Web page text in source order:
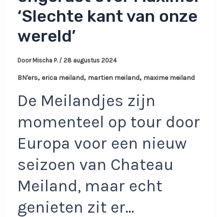
‘Slechte kant van onze
wereld’
Door Mischa P. / 28 augustus 2024
BN'ers, erica meiland, martien meiland, maxime meiland
De Meilandjes zijn
momenteel op tour door
Europa voor een nieuw
seizoen van Chateau
Meiland, maar echt
genieten zit er…